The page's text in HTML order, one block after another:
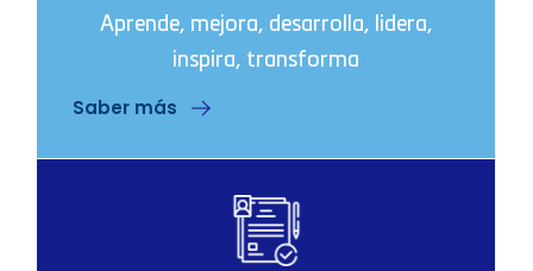
Aprende, mejora, desarrolla, lidera,
inspira, transforma
Saber más